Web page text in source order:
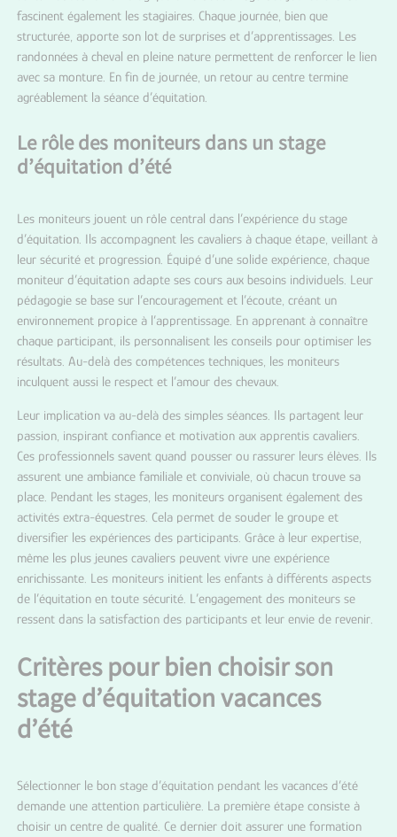
fascinent également les stagiaires. Chaque journée, bien que
structurée, apporte son lot de surprises et d’apprentissages. Les
randonnées à cheval en pleine nature permettent de renforcer le lien
avec sa monture. En fin de journée, un retour au centre termine
agréablement la séance d’équitation.
Le rôle des moniteurs dans un stage
d’équitation d’été
Les moniteurs jouent un rôle central dans l’expérience du stage
d’équitation. Ils accompagnent les cavaliers à chaque étape, veillant à
leur sécurité et progression. Équipé d’une solide expérience, chaque
moniteur d’équitation adapte ses cours aux besoins individuels. Leur
pédagogie se base sur l’encouragement et l’écoute, créant un
environnement propice à l’apprentissage. En apprenant à connaître
chaque participant, ils personnalisent les conseils pour optimiser les
résultats. Au-delà des compétences techniques, les moniteurs
inculquent aussi le respect et l’amour des chevaux.
Leur implication va au-delà des simples séances. Ils partagent leur
passion, inspirant confiance et motivation aux apprentis cavaliers.
Ces professionnels savent quand pousser ou rassurer leurs élèves. Ils
assurent une ambiance familiale et conviviale, où chacun trouve sa
place. Pendant les stages, les moniteurs organisent également des
activités extra-équestres. Cela permet de souder le groupe et
diversifier les expériences des participants. Grâce à leur expertise,
même les plus jeunes cavaliers peuvent vivre une expérience
enrichissante. Les moniteurs initient les enfants à différents aspects
de l’équitation en toute sécurité. L’engagement des moniteurs se
ressent dans la satisfaction des participants et leur envie de revenir.
Critères pour bien choisir son
stage d’équitation vacances
d’été
Sélectionner le bon stage d’équitation pendant les vacances d’été
demande une attention particulière. La première étape consiste à
choisir un centre de qualité. Ce dernier doit assurer une formation